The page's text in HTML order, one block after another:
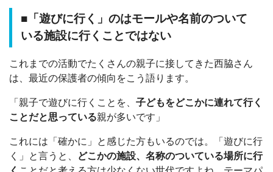
■「遊びに行く」のはモールや名前のついて
いる施設に行くことではない
これまでの活動でたくさんの親子に接してきた西脇さん
は、最近の保護者の傾向をこう語ります。
「親子で遊びに行くことを、 子どもをどこかに連れて行く
ことだと思っている親が多いです」
これには「確かに」と感じた方もいるのでは。「遊びに行
く」と言うと、
どこかの施設、名称のついている場所に行